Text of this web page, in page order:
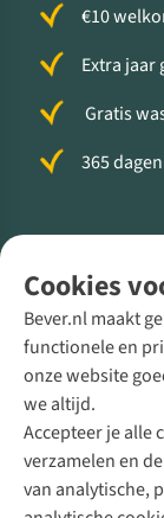
Cookies
Bever.nl maakt
functionele en
onze website
we altijd.
Accepteer je alle
verzamelen en
van analytische,
€10
Extra jaar
Gratis
365
Direct advies
+31 (0)85
+31 6 12 28